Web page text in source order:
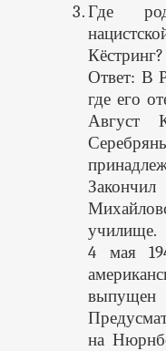
Где
Кёстринг?
Ответ: В
где его
Август
училище.
4 мая
на